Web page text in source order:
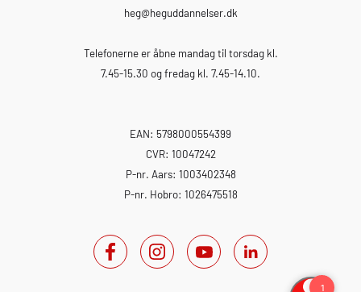
heg@heguddannelser.dk
Telefonerne er åbne mandag til torsdag kl.
7.45-15.30 og fredag kl. 7.45-14.10.
EAN: 5798000554399
CVR: 10047242
P-nr. Aars: 1003402348
P-nr. Hobro: 1026475518